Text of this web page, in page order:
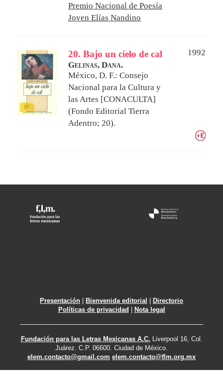
Premio Nacional de Poesía
Joven Elías Nandino
20. Bajo un cielo de cal
1992
Gelinas, Dana.
México, D. F.: Consejo
Nacional para la Cultura y
las Artes [CONACULTA]
(Fondo Editorial Tierra
Adentro; 20).
Presentación Bienvenida editorial
Directorio
Políticas de privacidad
Nota legal
Fundación para las Letras Mexicanas A.C. Liverpool 16, Col.
Juárez. C.P. 06600. Ciudad de México.
elem.contacto@gmail.com elem.contacto@flm.org.mx